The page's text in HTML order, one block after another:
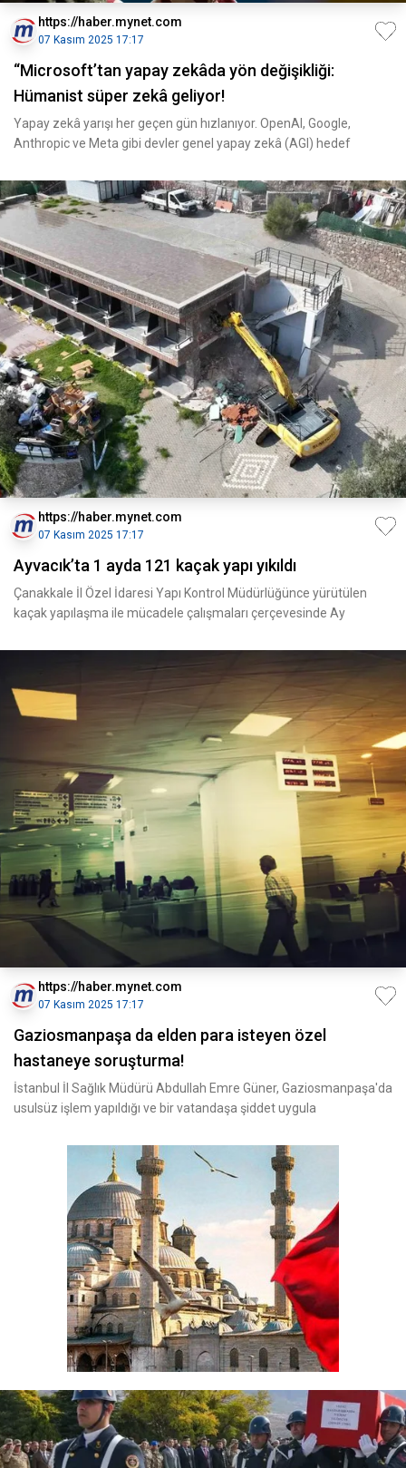
https://haber.mynet.com
07 Kasım 2025 17:17
“Microsoft’tan yapay zekâda yön değişikliği:
Hümanist süper zekâ geliyor!
Yapay zekâ yarışı her geçen gün hızlanıyor. OpenAI, Google,
Anthropic ve Meta gibi devler genel yapay zekâ (AGI) hedef
https://haber.mynet.com
07 Kasım 2025 17:17
Ayvacık’ta 1 ayda 121 kaçak yapı yıkıldı
Çanakkale İl Özel İdaresi Yapı Kontrol Müdürlüğünce yürütülen
kaçak yapılaşma ile mücadele çalışmaları çerçevesinde Ay
https://haber.mynet.com
07 Kasım 2025 17:17
Gaziosmanpaşa da elden para isteyen özel
hastaneye soruşturma!
İstanbul İl Sağlık Müdürü Abdullah Emre Güner, Gaziosmanpaşa'da
usulsüz işlem yapıldığı ve bir vatandaşa şiddet uygula